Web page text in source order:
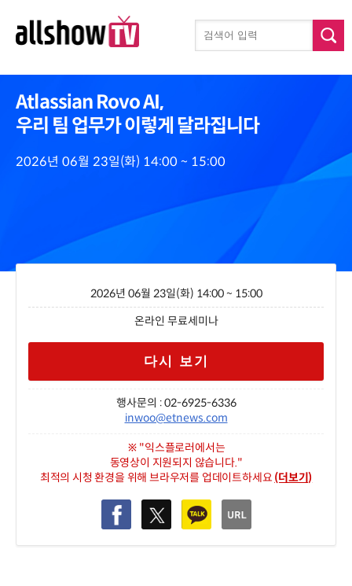
Atlassian Rovo AI,
우리 팀 업무가 이렇게 달라집니다
2026년 06월 23일(화) 14:00 ~ 15:00
2026년 06월 23일(화) 14:00 ~ 15:00
온라인 무료세미나
다시 보기
행사문의 : 02-6925-6336
inwoo@etnews.com
※ "익스플로러에서는
동영상이 지원되지 않습니다."
최적의 시청 환경을 위해 브라우저를 업데이트하세요 (더보기)